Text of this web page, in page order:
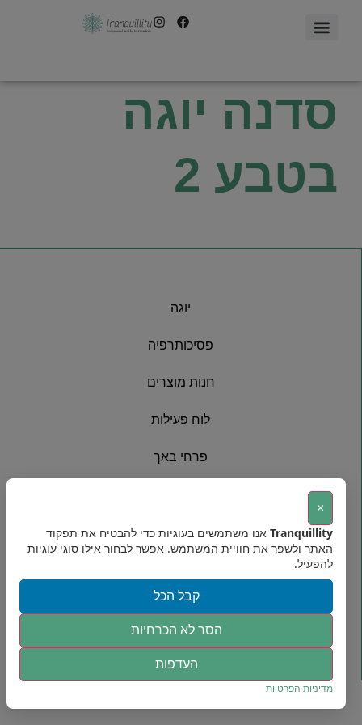
סדנה יוגה
בטבע 2
יוגה
פסיכותרפיה
חנות מוצרים
לוח פעילות
פרחי באך
יצירת קשר
כל הזכויות שמורות לענת פרידמן©2025
×
Tranquillity אנו משתמשים בעוגיות כדי להבטיח את תפקוד
האתר ולשפר את חוויית המשתמש. אפשר לבחור אילו סוגי עוגיות
להפעיל.
קבל הכל
הסר לא הכרחיות
העדפות
מדיניות הפרטיות